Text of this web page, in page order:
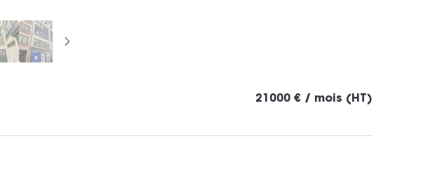
21000 € / mois (HT)